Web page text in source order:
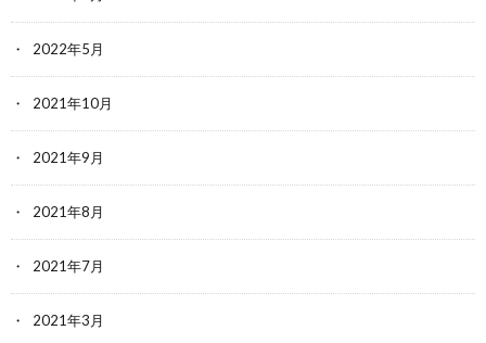
2022年5月
2021年10月
2021年9月
2021年8月
2021年7月
2021年3月